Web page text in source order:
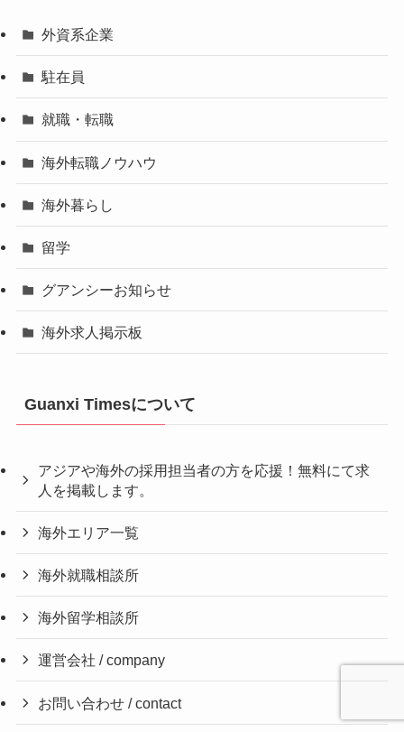
外資系企業
駐在員
就職・転職
海外転職ノウハウ
海外暮らし
留学
グアンシーお知らせ
海外求人掲示板
Guanxi Timesについて
アジアや海外の採用担当者の方を応援！無料にて求
人を掲載します。
海外エリア一覧
海外就職相談所
海外留学相談所
運営会社 / company
お問い合わせ / contact